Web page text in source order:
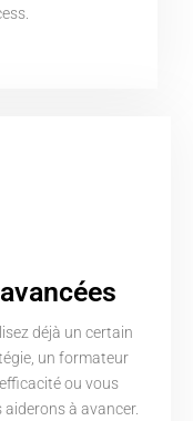
déjà un certain
un formateur
ou vous
à avancer.